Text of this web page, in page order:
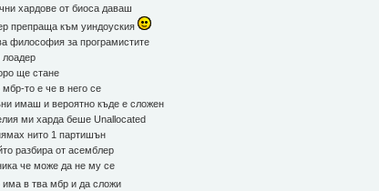
хардове от биоса даваш
препраща към уиндоуския
философия за програмистите
ще стане
мбр-то е че в него се
имаш и вероятно къде е сложен
ми харда беше Unallocated
нито 1 партишън
разбира от асемблер
че може да не му се
има в тва мбр и да сложи